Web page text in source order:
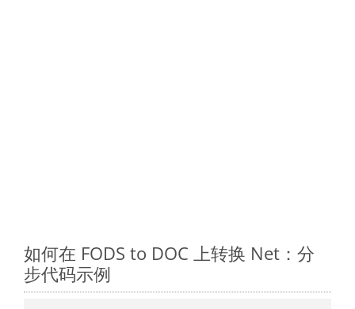
如何在 FODS to DOC 上转换 Net：分
步代码示例